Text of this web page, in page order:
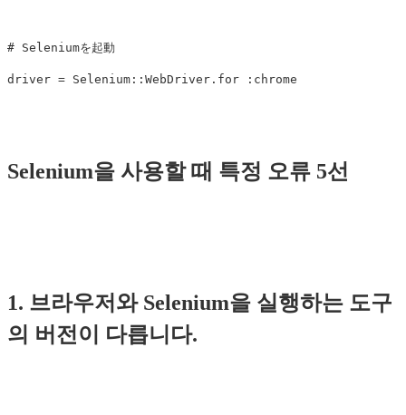
# Seleniumを起動
driver = Selenium :: WebDriver . for :chrome
Selenium을 사용할 때 특정 오류 5선
1. 브라우저와 Selenium을 실행하는 도구
의 버전이 다릅니다.